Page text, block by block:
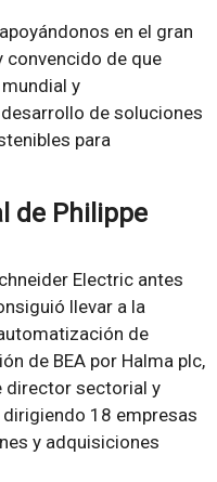
en el gran
convencido de que
y
de soluciones
para
de Philippe
Electric antes
llevar a la
de
de BEA por Halma plc,
director sectorial y
18 empresas
y adquisiciones